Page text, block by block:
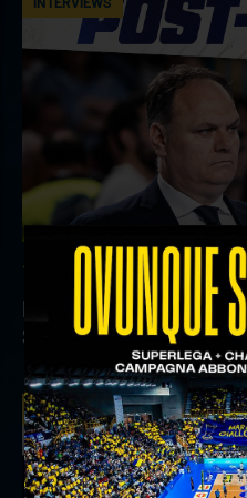
18 aprile 2026
Il commento del ds
Semifinali Play Off
INTERVIEWS